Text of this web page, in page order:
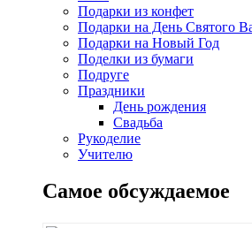
Подарки из конфет
Подарки на День Святого
Подарки на Новый Год
Поделки из бумаги
Подруге
Праздники
День рождения
Свадьба
Рукоделие
Учителю
Самое обсуждаемое